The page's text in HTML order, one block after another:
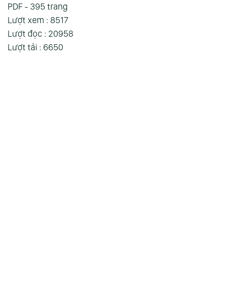
PDF - 395 trang
Lượt xem : 8517
Lượt đọc : 20958
Lượt tải : 6650